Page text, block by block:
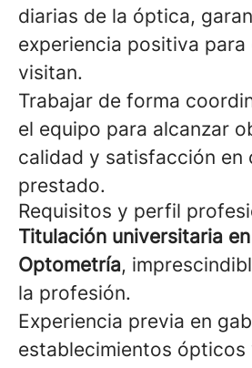
diarias de la óptica,
experiencia positiva para
visitan.
Trabajar de forma
el equipo para alcanzar
calidad y satisfacción en
prestado.
Requisitos y perfil
Titulación universitaria
Optometría,
la profesión.
Experiencia previa en
establecimientos ópticos